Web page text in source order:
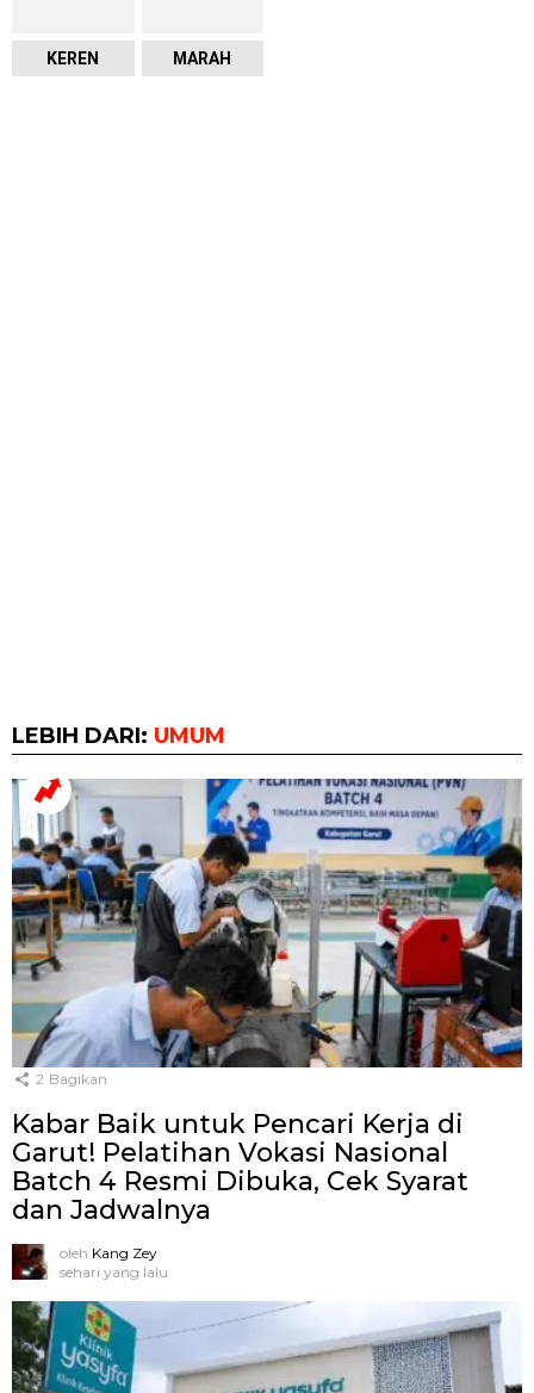
KEREN MARAH
LEBIH DARI: UMUM
2 Bagikan
Kabar Baik untuk Pencari Kerja di
Garut! Pelatihan Vokasi Nasional
Batch 4 Resmi Dibuka, Cek Syarat
dan Jadwalnya
oleh Kang Zey
sehari yang lalu